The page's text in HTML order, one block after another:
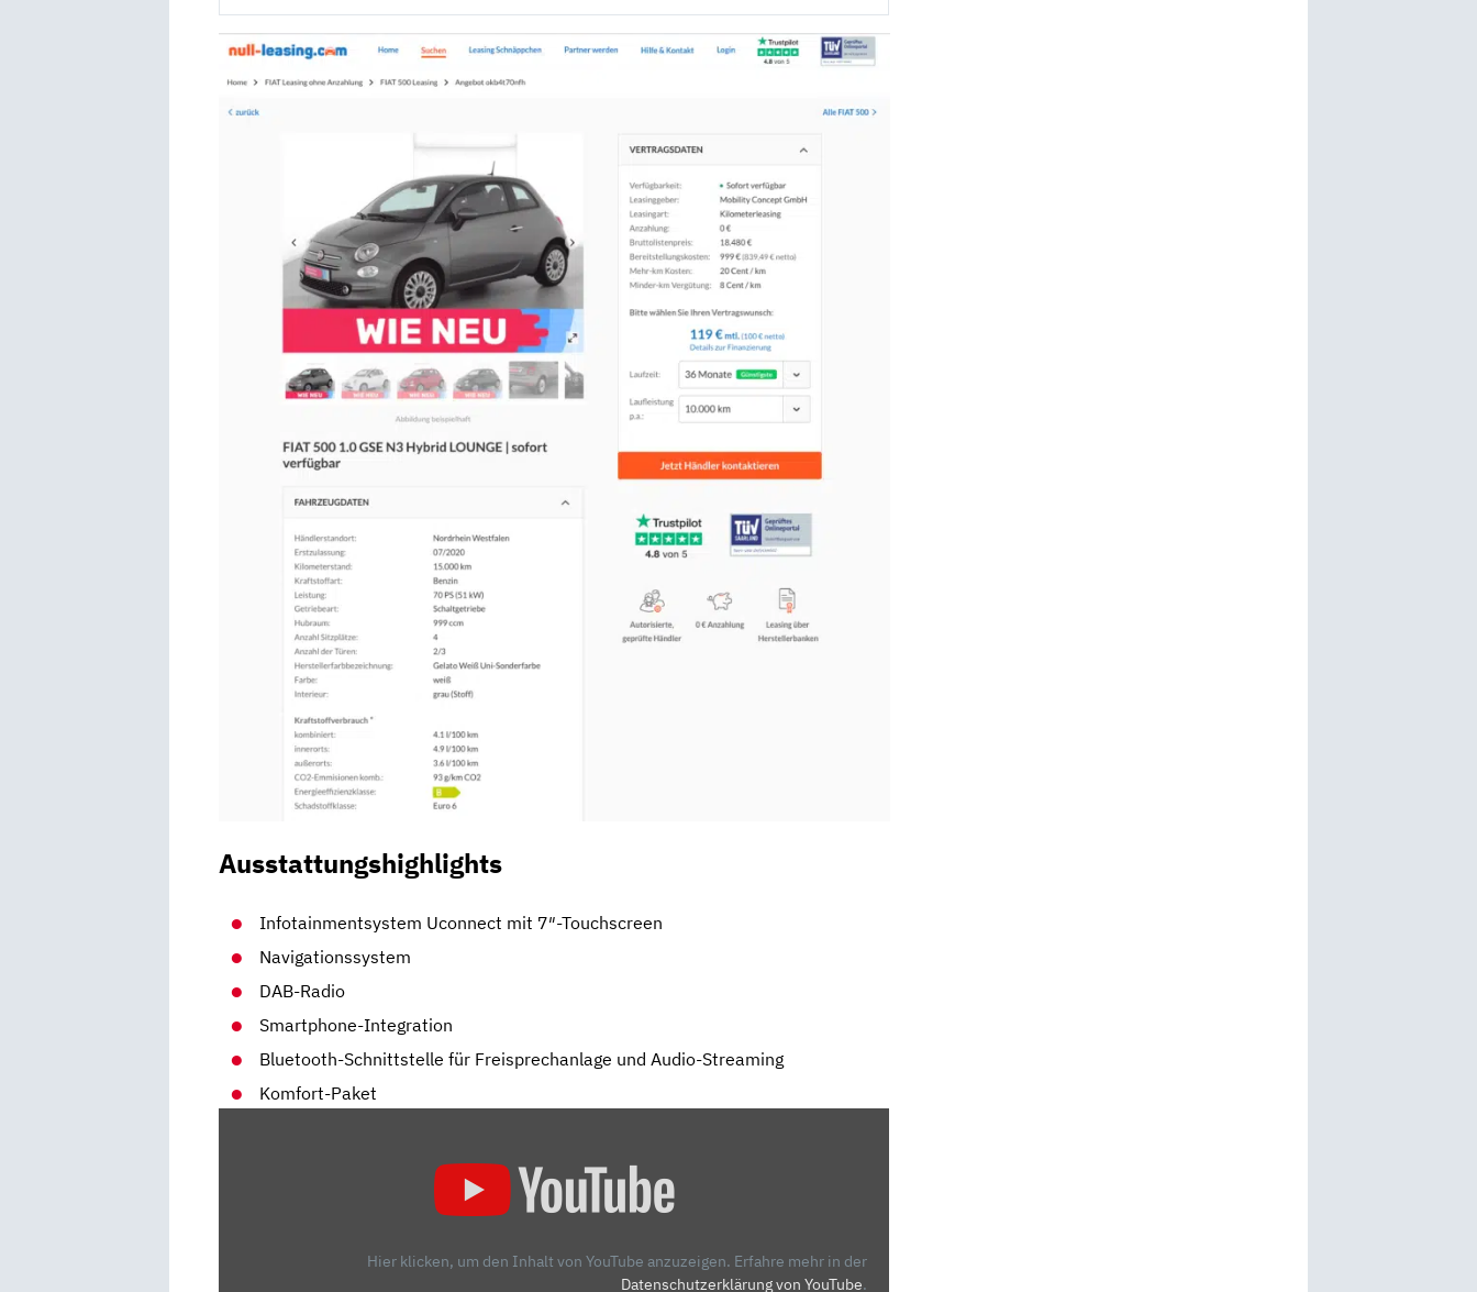
Ausstattungshighlights
Infotainmentsystem Uconnect mit 7″-Touchscreen
Navigationssystem
DAB-Radio
Smartphone-Integration
Bluetooth-Schnittstelle für Freisprechanlage und Audio-Streaming
Komfort-Paket
Hier klicken, um den Inhalt von YouTube anzuzeigen. Erfahre mehr in der
Datenschutzerklärung von YouTube.